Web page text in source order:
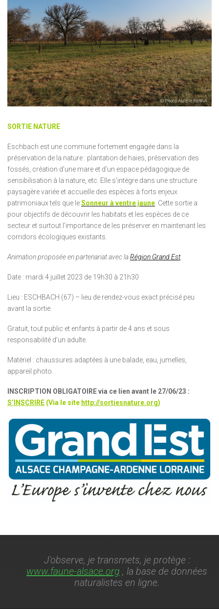
SORTIE NATURE
Eschbach est une commune fortement engagée dans la
préservation de la nature : plantation de haies, préservation des
fossés, création d’une mare et d’un espace pédagogique de
sensibilisation à la nature, etc. Elle s’intègre dans une structure
paysagère variée et accueille des espèces à forts enjeux
patrimoniaux tels que leSonneur à ventre jaune . Cette sortie a
pour objectifs de découvrir les habitats et les espèces de ce
secteur et surtout l’importance de les préserver en maintenant les
corridors écologiques existants.
Animation proposée en partenariat avec laRégion Grand Est.
Date : mardi 4 juillet 2023 de 19h30 à 21h30
Lieu : ESCHBACH (67) – lieu de rendez-vous exact précisé peu
avant la sortie.
Gratuit, tout public et enfants à partir de 4 ans et sous
responsabilité d’un adulte.
Matériel : chaussures adaptées à une balade, eau, jumelles,
appareil photo.
INSCRIPTION OBLIGATOIRE via ce lien avant le 27/06/23 :
S’INSCRIRE (Via le site http://sortiesnature.org)
J'observe, je transmets, je protège :
www.faune-alsace.org , la base de données
naturalistes en ligne.